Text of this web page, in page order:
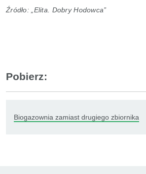
Źródło: „Elita. Dobry Hodowca”
Pobierz:
Biogazownia zamiast drugiego zbiornika